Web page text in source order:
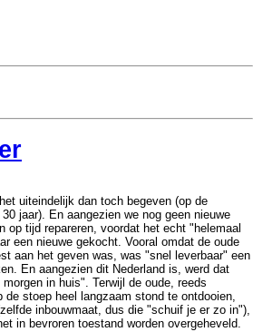
uiteindelijk dan toch begeven (op de
jaar). En aangezien we nog geen nieuwe
op tijd repareren, voordat het echt "helemaal
een nieuwe gekocht. Vooral omdat de oude
aan het geven was, was "snel leverbaar" een
En aangezien dit Nederland is, werd dat
in huis". Terwijl de oude, reeds
de stoep heel langzaam stond te ontdooien,
inbouwmaat, dus die "schuif je er zo in"),
in bevroren toestand worden overgeheveld.